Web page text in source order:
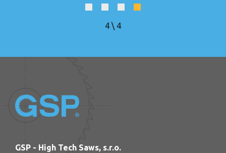
4 \ 4
GSP - High Tech Saws, s.r.o.